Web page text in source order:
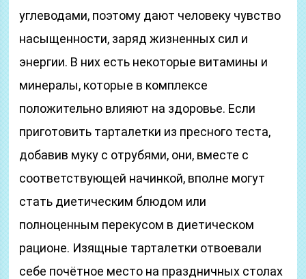
углеводами, поэтому дают человеку чувство
насыщенности, заряд жизненных сил и
энергии. В них есть некоторые витамины и
минералы, которые в комплексе
положительно влияют на здоровье. Если
приготовить тарталетки из пресного теста,
добавив муку с отрубями, они, вместе с
соответствующей начинкой, вполне могут
стать диетическим блюдом или
полноценным перекусом в диетическом
рационе. Изящные тарталетки отвоевали
себе почётное место на праздничных столах